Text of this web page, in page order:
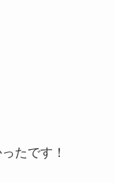
たです！